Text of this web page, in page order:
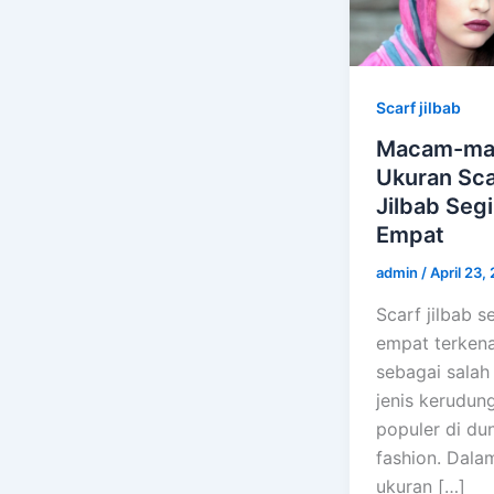
Scarf jilbab
Macam-
Ukuran
Jilbab Segi
Empat
admin /April 23,
Scarf jilbab
empat
sebagai
jenis
populer di
fashion.
ukuran […]